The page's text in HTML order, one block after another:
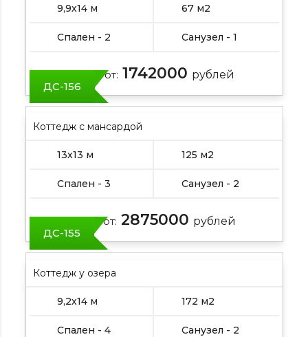
9,9х14 м 67 м2
Спален - 2 Санузел - 1
Цена от: 1742000 рублей
ДС-156
Коттедж с мансардой
13х13 м 125 м2
Спален - 3 Санузел - 2
Цена от: 2875000 рублей
ДС-155
Коттедж у озера
9,2х14 м 172 м2
Спален - 4 Санузел - 2